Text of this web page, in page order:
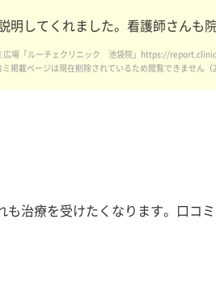
してくれました。看護師さんも
広場「ルーチェクリニック 池袋院」https://
掲載ページは現在削除されているため閲覧できません（
治療を受けたくなります。口コ